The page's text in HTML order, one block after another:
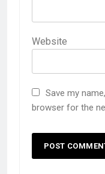
Website
Save my
browser for the